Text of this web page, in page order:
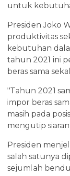
untuk
Presiden Joko
produktivitas
kebutuhan
tahun 2021 ini
beras sama
"Tahun 2021
impor beras
masih pada
mengutip siaran
Presiden
salah satunya
sejumlah